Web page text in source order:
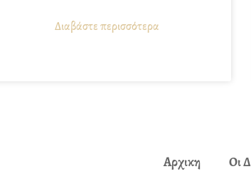
Διαβάστε περισσότερα
Αρχικη Οι